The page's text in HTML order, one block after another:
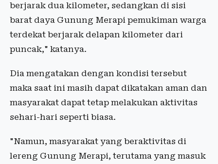
berjarak dua kilometer, sedangkan di sisi
barat daya Gunung Merapi pemukiman warga
terdekat berjarak delapan kilometer dari
puncak," katanya.
Dia mengatakan dengan kondisi tersebut
maka saat ini masih dapat dikatakan aman dan
masyarakat dapat tetap melakukan aktivitas
sehari-hari seperti biasa.
"Namun, masyarakat yang beraktivitas di
lereng Gunung Merapi, terutama yang masuk